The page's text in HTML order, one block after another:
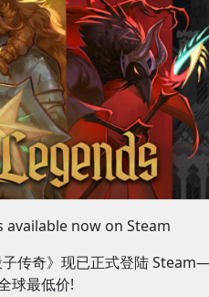
available now on Steam
传奇》现已正式登陆
球最低价!